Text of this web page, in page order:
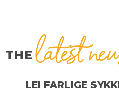
THElatest
LEI FARLIGE